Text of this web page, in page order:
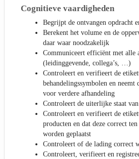
Cognitieve vaardigheden
Begrijpt de ontvangen opdracht
Berekent het volume en de
daar waar noodzakelijk
Communiceert efficiënt met alle
(leidinggevende, collega’s, …)
Controleert en verifieert de
behandelingssymbolen en
voor verdere afhandeling
Controleert de uiterlijke staat
Controleert en verifieert de
producten en dat deze correct
worden geplaatst
Controleert of de lading correct
Controleert, verifieert en